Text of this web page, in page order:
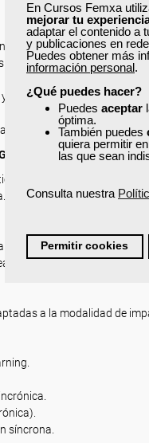
En Cursos Femxa
mejorar tu
adaptar el contenido a
y publicaciones en
Puedes obtener más
información personal.
¿Qué puedes hacer?
Puedes aceptar
óptima.
También puedes
quiera permitir
las que sean
Consulta nuestra
Permitir cookies
comunicación en e-learning.
en e-learning.
a situaciones de
a la modalidad de
síncrona.